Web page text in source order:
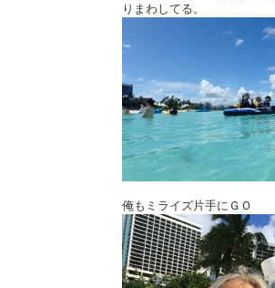
りまわしてる。
俺もミライズ片手にＧＯ